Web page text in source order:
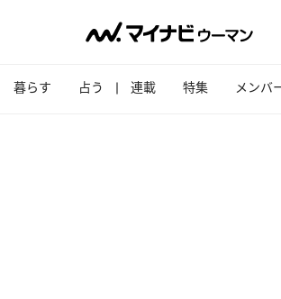
暮らす 占う 連載 特集 メンバ